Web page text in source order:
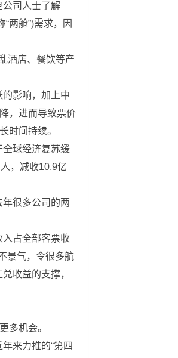
司人士了解
两舱”)需求，因
酒店、餐饮等产
影响，加上中
，进而导致票价
时间持续。
球经济复苏缓
，减收10.9亿
很多公司的两
占全部客票收
景气，令很多航
收益的支撑，
多机会。
来力推的“第四